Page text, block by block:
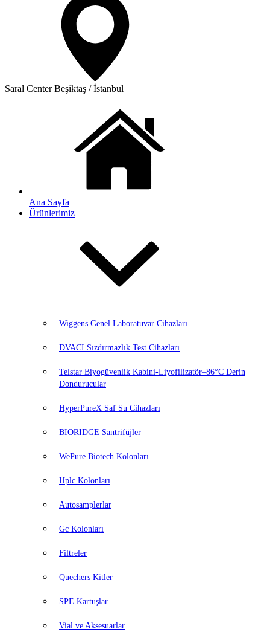
Saral CenterBeşiktaş / İstanbul
Ana Sayfa
Ürünlerimiz
Wiggens Genel Laboratuvar Cihazları
DVACI Sızdırmazlık Test Cihazları
Telstar Biyogüvenlik Kabini-Liyofilizatör–86°C Derin
Dondurucular
HyperPureX Saf Su Cihazları
BIORIDGE Santrifüjler
WePure Biotech Kolonları
Hplc Kolonları
Autosamplerlar
Gc Kolonları
Filtreler
Quechers Kitler
SPE Kartuşlar
Vial ve Aksesuarlar